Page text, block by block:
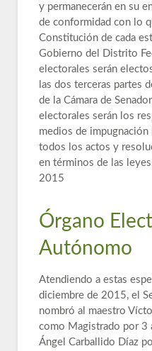
y permanecerán en su
de conformidad con lo
Constitución de cada
Gobierno del Distrito
electorales serán
las dos terceras partes
de la Cámara de
electorales serán los
medios de
todos los actos y
en términos de las
2015
Órgano
Autónomo
Atendiendo a estas
diciembre de 2015, el
nombró al maestro
como Magistrado por 3
Ángel Carballido Díaz